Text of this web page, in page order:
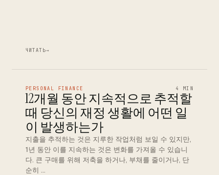
ЧИТАТЬ→
PERSONAL FINANCE 4 MIN
12개월 동안 지속적으로 추적할
때 당신의 재정 생활에 어떤 일
이 발생하는가
지출을 추적하는 것은 지루한 작업처럼 보일 수 있지만,
1년 동안 이를 지속하는 것은 변화를 가져올 수 있습니
다. 큰 구매를 위해 저축을 하거나, 부채를 줄이거나, 단
순히 …